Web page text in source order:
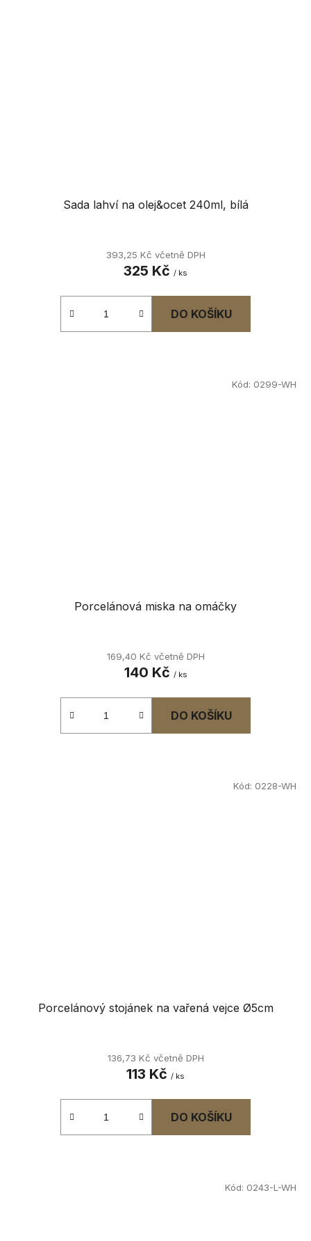
Sada lahví na olej&ocet 240ml, bílá
393,25 Kč včetně DPH
325 Kč / ks
DO KOŠÍKU
Porcelánová miska na omáčky
169,40 Kč včetně DPH
140 Kč / ks
DO KOŠÍKU
Kód: 0299-WH
Porcelánový stojánek na vařená vejce Ø5cm
136,73 Kč včetně DPH
113 Kč / ks
DO KOŠÍKU
Kód: 0228-WH
Kód: 0243-L-WH